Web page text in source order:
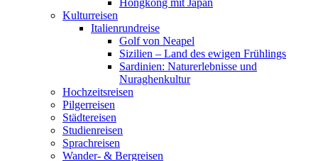
Hongkong mit Japan
Kulturreisen
Italienrundreise
Golf von Neapel
Sizilien – Land des ewigen Frühlings
Sardinien: Naturerlebnisse und
Nuraghenkultur
Hochzeitsreisen
Pilgerreisen
Städtereisen
Studienreisen
Sprachreisen
Wander- & Bergreisen